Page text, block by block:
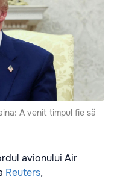
A venit timpul fie să
avionului Air
Reuters,